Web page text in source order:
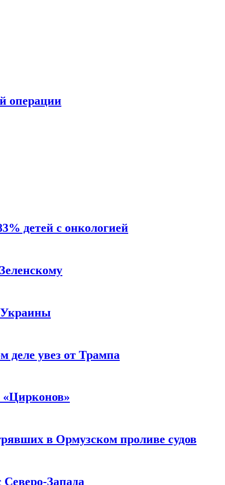
операции
детей с онкологией
Украины
деле увез от Трампа
«Цирконов»
в Ормузском проливе судов
Северо-Запада